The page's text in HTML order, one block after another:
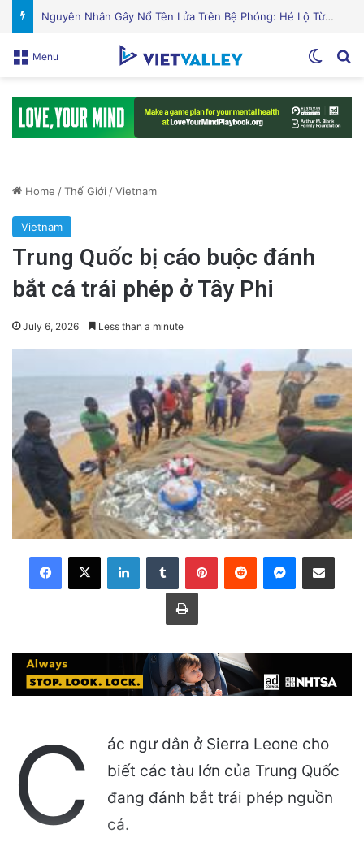
Cách bảo vệ sức khỏe và ngăn ngừa chấn thương khi trượt tuyết và trượt ván
Menu
Home /Thế Giới /Vietnam
Vietnam
Trung Quốc bị cáo buộc đánh
bắt cá trái phép ở Tây Phi
July 6, 2026 Less than a minute
LinkedInTumblr PinterestReddit Messenger
Share via Email
Print
C
ác ngư dân ở Sierra Leone cho
biết các tàu lớn của Trung Quốc
đang đánh bắt trái phép nguồn
cá.